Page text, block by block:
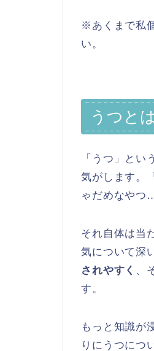
※あくまで私
い。
うつと
「うつ」と
気がします。
ゃだめなやつ
それ自体は当
気について深
されやすく 、
す。
もっと知識が
りにうつにつ